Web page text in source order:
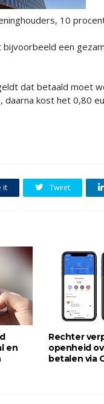
10
een
dat betaald moet
kost het 0,80
it Tweet
en
Rechter
openheid
betalen via